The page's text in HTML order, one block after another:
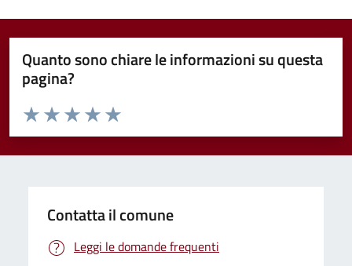
Quanto sono chiare le informazioni su questa
pagina?
Valuta da 1 a 5 stelle la pagina
Valuta 5 stelle su 5
Valuta 4 stelle su 5
Valuta 3 stelle su 5
Valuta 2 stelle su 5
Valuta 1 stelle su 5
Contatta il comune
Leggi le domande frequenti